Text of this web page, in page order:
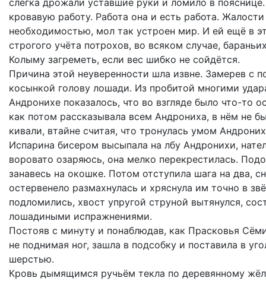
слегка дрожали уставшие руки и ломило в
кровавую работу. Работа она и есть работа.
необходимостью, мол так устроен мир. И ей ещё в
строгого учёта потрохов, во всяком случае,
Колыму загреметь, если вес шибко не сойдётся.
Причина этой неуверенности шла извне. Замерев с
косынкой голову лошади. Из пробитой многими
Андронихе показалось, что во взгляде было что-то
как потом рассказывала всем Андрониха, в нём не
кивали, втайне считая, что тронулась умом
Испарина бисером высыпала на лбу Андронихи,
воровато озаряюсь, она мелко перекрестилась.
занавесь на окошке. Потом отступила шага на два,
остервенело размахнулась и хряснула им точно в
подломились, хвост упругой струной вытянулся,
лошадиными испражнениями.
Постояв с минуту и понаблюдав, как Прасковья
не поднимая ног, зашла в подсобку и поставила в
шерстью.
Кровь дымящимся ручьём текла по деревянному